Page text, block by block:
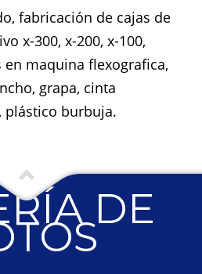
fabricación de cajas de
x-300, x-200, x-100,
maquina flexografica,
grapa, cinta
plástico burbuja.
DE